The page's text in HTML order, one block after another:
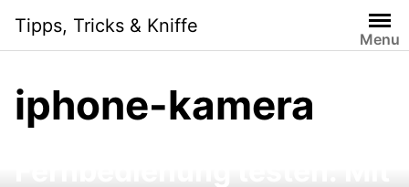
content
Tipps, Tricks & Kniffe
Menu
iphone-kamera